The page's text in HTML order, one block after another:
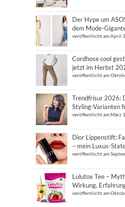
Der Hype um
dem Mode-
veröffentlicht am April
Cordhose cool
jetzt im Herbst
veröffentlicht am
Trendfrisur 2026:
Styling-Varianten
veröffentlicht am März
Dior Lippenstift:
– mein Luxus-
veröffentlicht am
Lulutox Tee –
Wirkung,
veröffentlicht am